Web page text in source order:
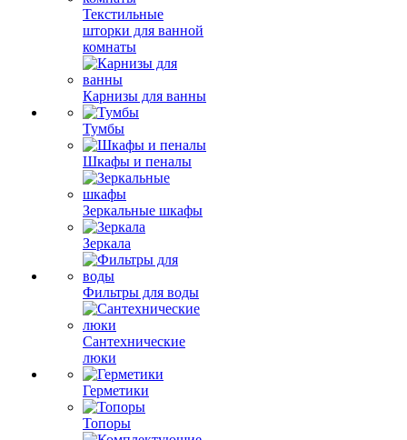
Текстильные
шторки для ванной
комнаты
Карнизы для ванны
Тумбы
Шкафы и пеналы
Зеркальные шкафы
Зеркала
Фильтры для воды
Сантехнические
люки
Герметики
Топоры